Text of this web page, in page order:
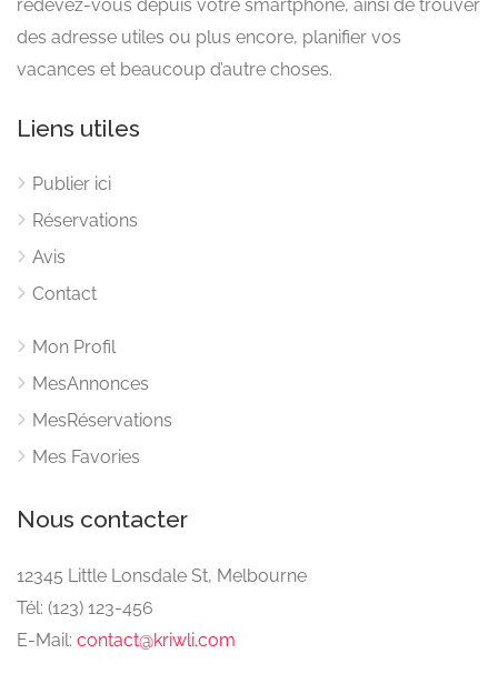
redevez-vous depuis votre smartphone, ainsi de trouver
des adresse utiles ou plus encore, planifier vos
vacances et beaucoup d’autre choses.
Liens utiles
Publier ici
Réservations
Avis
Contact
Mon Profil
MesAnnonces
MesRéservations
Mes Favories
Nous contacter
12345 Little Lonsdale St, Melbourne
Tél: (123) 123-456
E-Mail: contact@kriwli.com